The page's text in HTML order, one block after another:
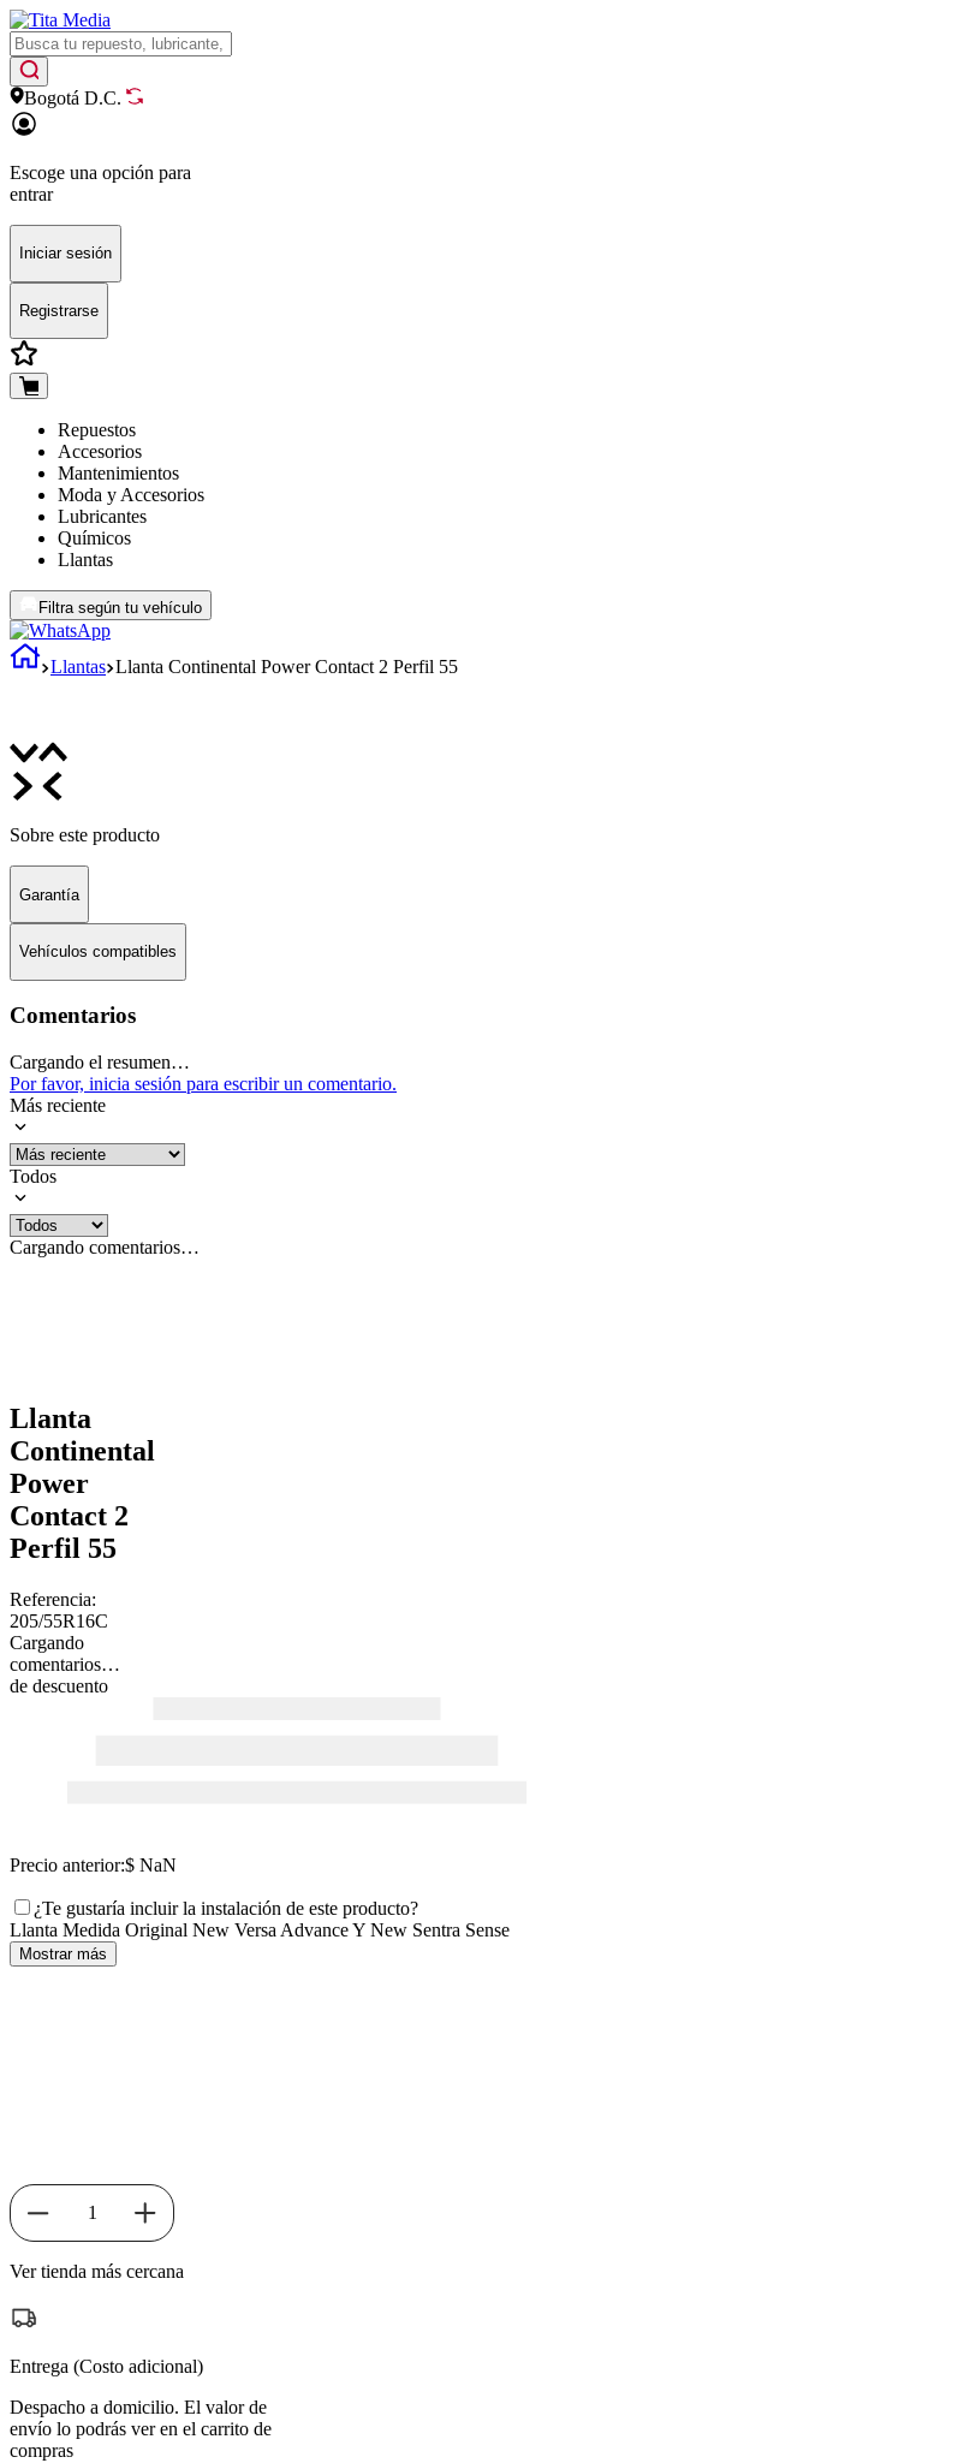
Bogotá D.C.
Escoge una opción para
entrar
Iniciar sesión
Registrarse
Repuestos
Accesorios
Mantenimientos
Moda y Accesorios
Lubricantes
Químicos
Llantas
Filtra según tu vehículo
Llantas Llanta Continental Power Contact 2 Perfil 55
Sobre este producto
Garantía
Vehículos compatibles
Comentarios
Cargando el resumen…
Por favor, inicia sesión para escribir un comentario.
Más reciente
Todos
Cargando comentarios…
Llanta
Continental
Power
Contact 2
Perfil 55
Referencia:
205/55R16C
Cargando
comentarios…
de descuento
Precio anterior:$ NaN
¿Te gustaría incluir la instalación de este producto?
Llanta Medida Original New Versa Advance Y New Sentra Sense
Mostrar más
1
Ver tienda más cercana
Entrega (Costo adicional)
Despacho a domicilio. El valor de
envío lo podrás ver en el carrito de
compras